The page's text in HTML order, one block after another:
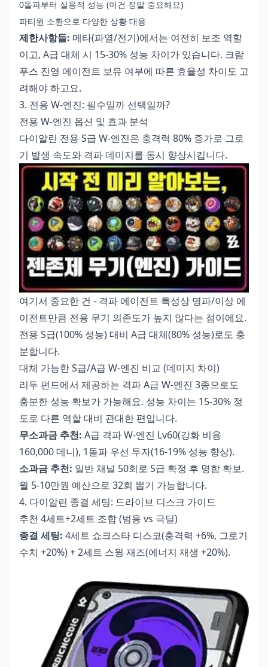
0돌파부터 실용적 성능 (이건 정말 중요해요)
파티원 소환으로 다양한 상황 대응
제한사항들: 메타(파열/전기)에서는 여전히 보조 역할
이고, A급 대체 시 15-30% 성능 차이가 있습니다. 크람
푸스 진영 에이전트 보유 여부에 따른 효율성 차이도 고
려해야 하고요.
3. 전용 W-엔진: 필수일까 선택일까?
전용 W-엔진 옵션 및 효과 분석
다이알린 전용 S급 W-엔진은 충격력 80% 증가로 그로
기 발생 속도와 격파 데미지를 동시 향상시킵니다.
여기서 중요한 건 - 격파 에이전트 특성상 명파/이상 에
이전트만큼 전용 무기 의존도가 높지 않다는 점이에요.
전용 S급(100% 성능) 대비 A급 대체(80% 성능)로도 충
분합니다.
대체 가능한 S급/A급 W-엔진 비교 (데미지 차이)
리두 펀드에서 제공하는 격파 A급 W-엔진 3종으로도
충분한 성능 확보가 가능해요. 성능 차이는 15-30% 정
도로 다른 역할 대비 관대한 편입니다.
무소과금 추천: A급 격파 W-엔진 Lv60(강화 비용
160,000 데니), 1돌파 우선 투자(16-19% 성능 향상).
소과금 추천: 일반 채널 50회로 S급 확정 후 명함 확보.
월 5-10만원 예산으로 32회 뽑기 가능합니다.
4. 다이알린 종결 세팅: 드라이브 디스크 가이드
추천 4세트+2세트 조합 (범용 vs 극딜)
종결 세팅: 4세트 쇼크스타 디스코(충격력 +6%, 그로기
수치 +20%) + 2세트 스윙 재즈(에너지 재생 +20%).